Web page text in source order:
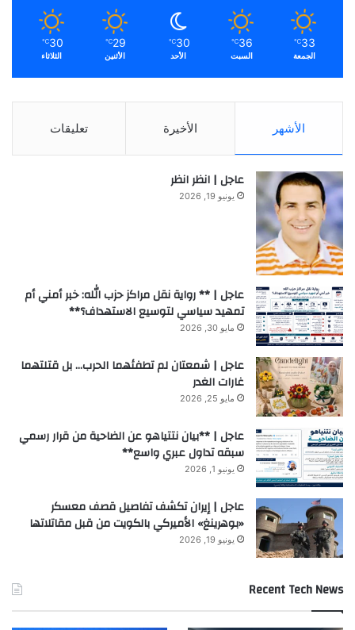
33
℃
الجمعة
36
℃
السبت
30
℃
الأحد
29
℃
الأثنين
30
℃
الثلاثاء
الأشهر الأخيرة تعليقات
عاجل | انظر انظر
يونيو 19, 2026
عاجل | ** رواية نقل مراكز حزب الله: خبر أمني أم
تمهيد سياسي لتوسيع الاستهداف؟**
مايو 30, 2026
عاجل | شمعتان لم تطفئهما الحرب… بل قتلتهما
غارات الغدر
مايو 25, 2026
عاجل | **بيان نتتياهو عن الضاحية من قرار رسمي
سبقه تداول عبري واسع**
يونيو 1, 2026
عاجل | إيران تكشف تفاصيل قصف معسكر
«بوهرينغ» الأميركي بالكويت من قبل مقاتلاتها
يونيو 19, 2026
Recent Tech News